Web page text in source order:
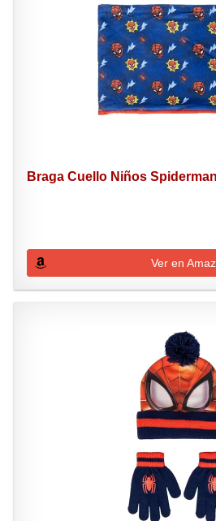
Braga Cuello Niños
Ver en